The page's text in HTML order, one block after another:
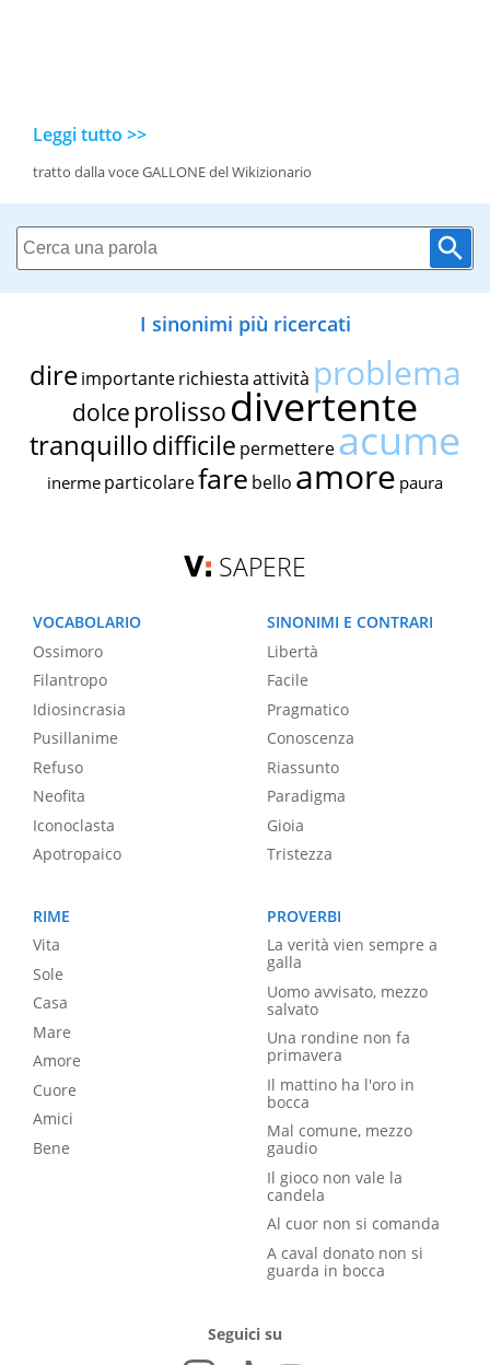
Leggi tutto >>
tratto dalla voce GALLONE del Wikizionario
I sinonimi più ricercati
dire importante richiestaattività problema
dolce prolissodivertente
tranquillodifficile permettereacume
inerme particolarefare bello amore paura
SAPERE
VOCABOLARIO
Ossimoro
Filantropo
Idiosincrasia
Pusillanime
Refuso
Neofita
Iconoclasta
Apotropaico
SINONIMI E CONTRARI
Libertà
Facile
Pragmatico
Conoscenza
Riassunto
Paradigma
Gioia
Tristezza
RIME
Vita
Sole
Casa
Mare
Amore
Cuore
Amici
Bene
PROVERBI
La verità vien sempre a
galla
Uomo avvisato, mezzo
salvato
Una rondine non fa
primavera
Il mattino ha l'oro in
bocca
Mal comune, mezzo
gaudio
Il gioco non vale la
candela
Al cuor non si comanda
A caval donato non si
guarda in bocca
Seguici su